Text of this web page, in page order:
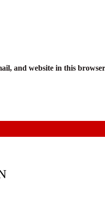
and website in this